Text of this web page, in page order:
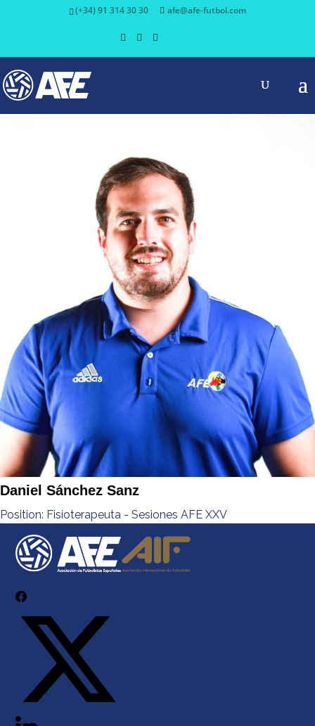
(+34) 91 314 30 30 afe@afe-futbol.com
Daniel Sánchez Sanz
Position: Fisioterapeuta - Sesiones AFE XXV